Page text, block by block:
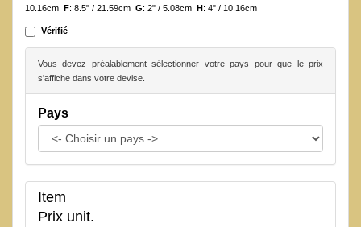
10.16cm
F: 8.5" / 21.59cm G: 2" / 5.08cm H : 4" / 10.16cm
Vérifié
Vous devez préalablement sélectionner votre pays pour que le prix
s'affiche dans votre devise.
Pays
Item
Prix unit.